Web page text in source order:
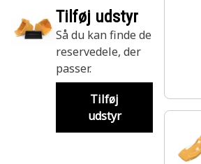
Tilføj udstyr
Så du kan finde de
reservedele, der
passer.
Tilføj
udstyr